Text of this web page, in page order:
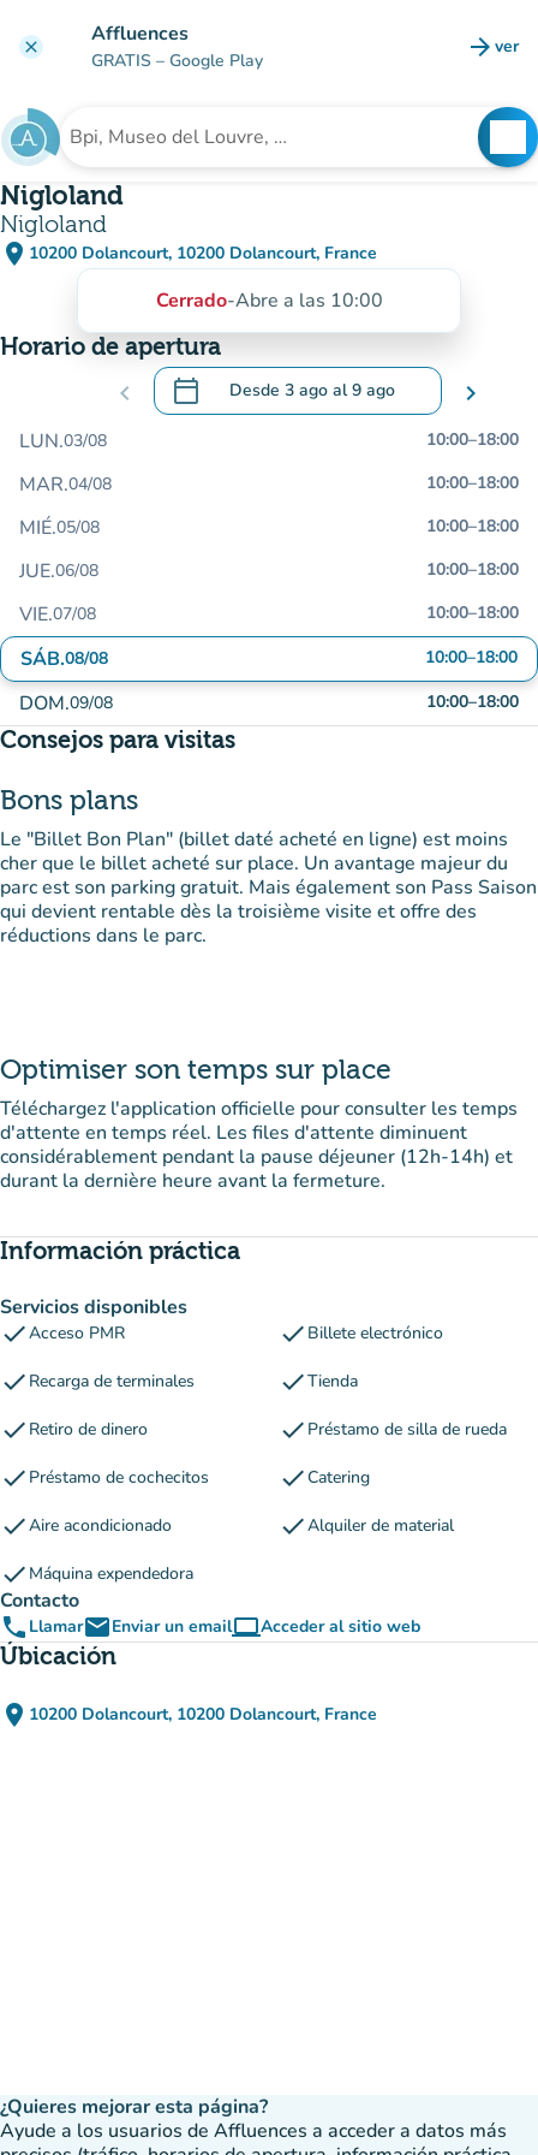
clear Affluences
GRATIS – Google Play arrow_forward ver
Buscar un establecimiento
Nigloland
Nigloland
place 10200 Dolancourt, 10200 Dolancourt, France
(abrir en Google Maps)
(nueva pestaña)
Cerrado-Abre a las 10:00
Horario de apertura
chevron_left calendar_today Desde 3 ago al9 ago
.Abra el calendario para cambiar las
chevron_right
LUN.03/08 10:00–18:00
MAR.04/08 10:00–18:00
MIÉ.05/08 10:00–18:00
JUE.06/08 10:00–18:00
VIE.07/08 10:00–18:00
SÁB.08/08 10:00–18:00
DOM.09/08 10:00–18:00
Consejos para visitas
Bons plans
Le "Billet Bon Plan" (billet daté acheté en ligne) est moins
cher que le billet acheté sur place. Un avantage majeur du
parc est son parking gratuit. Mais également son Pass Saison
qui devient rentable dès la troisième visite et offre des
réductions dans le parc.
Optimiser son temps sur place
Téléchargez l'application officielle pour consulter les temps
d'attente en temps réel. Les files d'attente diminuent
considérablement pendant la pause déjeuner (12h-14h) et
durant la dernière heure avant la fermeture.
Información práctica
Servicios disponibles
checkAcceso PMR check Billete electrónico
check Recarga de terminales checkTienda
check Retiro de dinero check Préstamo de silla de rueda
check Préstamo de cochecitos checkCatering
checkAire acondicionado checkAlquiler de material
check Máquina expendedora
Contacto
phone LlamaremailEnviar un emailcomputerAcceder al sitio web
(nueva pestaña)
Úbicación
place 10200 Dolancourt, 10200 Dolancourt, France
(abrir en Google Maps)
(nueva pestaña)
¿Quieres mejorar esta página?
Ayude a los usuarios de Affluences a acceder a datos más